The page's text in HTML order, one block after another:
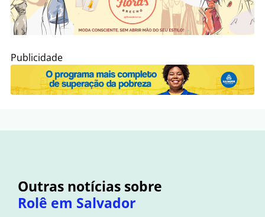
Publicidade
Outras notícias sobre
Rolê em Salvador